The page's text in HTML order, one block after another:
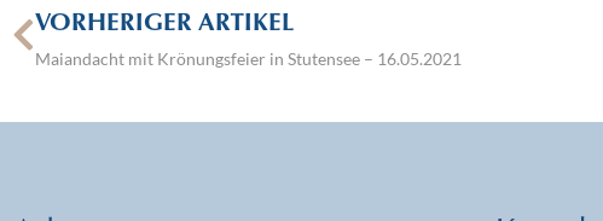
VORHERIGER ARTIKEL
Maiandacht mit Krönungsfeier in Stutensee – 16.05.2021